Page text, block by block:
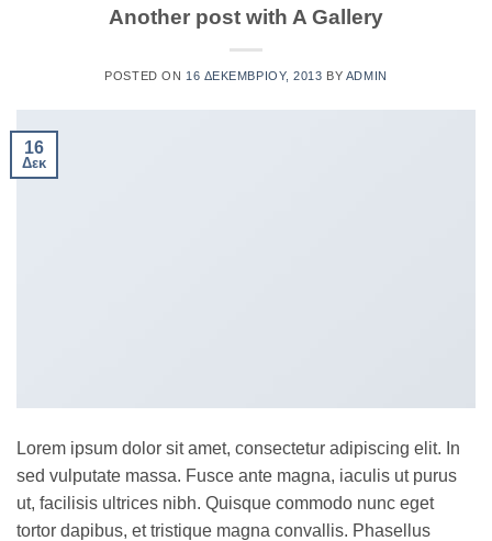
Another post with A Gallery
POSTED ON 16 ΔΕΚΕΜΒΡΊΟΥ, 2013 BY ADMIN
16
Δεκ
Lorem ipsum dolor sit amet, consectetur adipiscing elit. In
sed vulputate massa. Fusce ante magna, iaculis ut purus
ut, facilisis ultrices nibh. Quisque commodo nunc eget
tortor dapibus, et tristique magna convallis. Phasellus